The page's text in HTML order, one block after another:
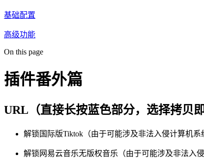
基础配置
高级功能
On this page
插件番外篇
URL（直接长按蓝色部分，选择拷贝
解锁国际版Tiktok（由于可能涉及非法入侵计算机系
解锁网易云音乐无版权音乐（由于可能涉及非法入